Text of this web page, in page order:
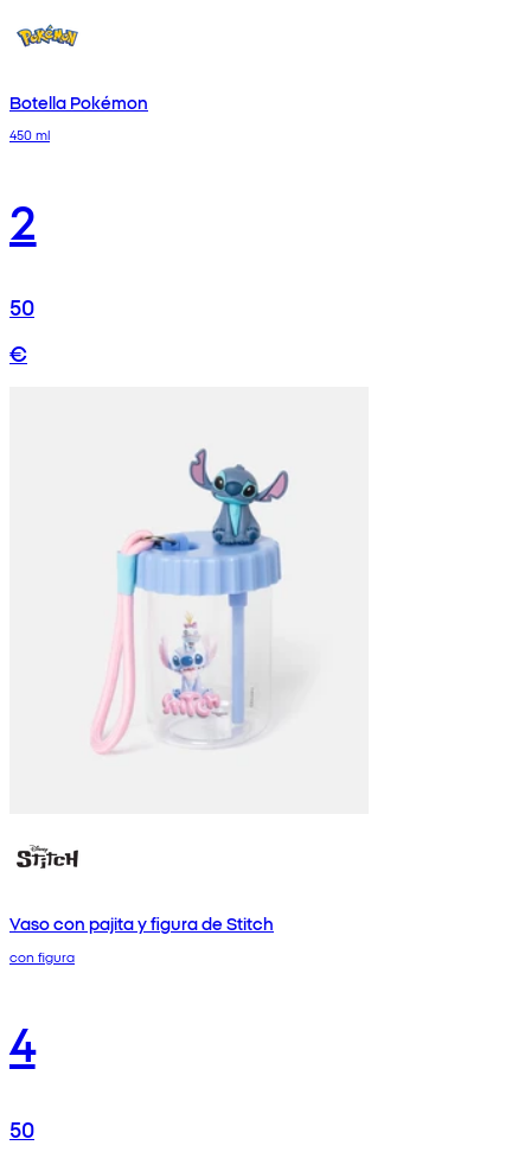
Botella Pokémon
450 ml
2
50
€
Vaso con pajita y figura de Stitch
con figura
4
50